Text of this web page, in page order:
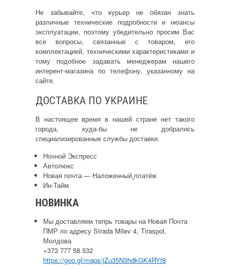
Не забывайте, что курьер не обязан знать
различные технические подробности и нюансы
эксплуатации, поэтому убедительно просим Вас
все вопросы, связанные с товаром, его
комплектацией, техническими характеристиками и
тому подобное задавать менеджерам нашего
интерент-магазина по телефону, указанному на
сайте.
ДОСТАВКА ПО УКРАИНЕ
В настоящее время в нашей стране нет такого
города, куда-бы не добрались
специализированные службы доставки.
Ночной Экспресс
Автолюкс
Новая почта — Наложенный платёж
Ин-Тайм
НОВИНКА
Мы доставляем тепрь товары на Новая Почта
ПМР по адресу Strada Milev 4, Tiraspol,
Молдова
+373 777 58 532
https://goo.gl/maps/jZu35N3hdkGK4RYf8